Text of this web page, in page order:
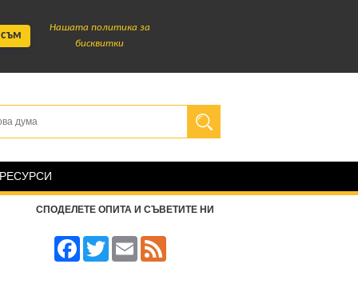
съм
Нашата политика за
бисквитки
СПОДЕЛЕТЕ ОПИТА И СЪВЕТИТЕ НИ
FacebookTwitter Email